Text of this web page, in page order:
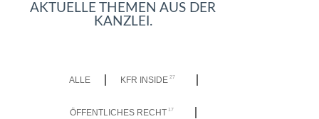
AKTUELLE THEMEN AUS DER
KANZLEI.
ALLE KFR INSIDE 27
ÖFFENTLICHES RECHT 17